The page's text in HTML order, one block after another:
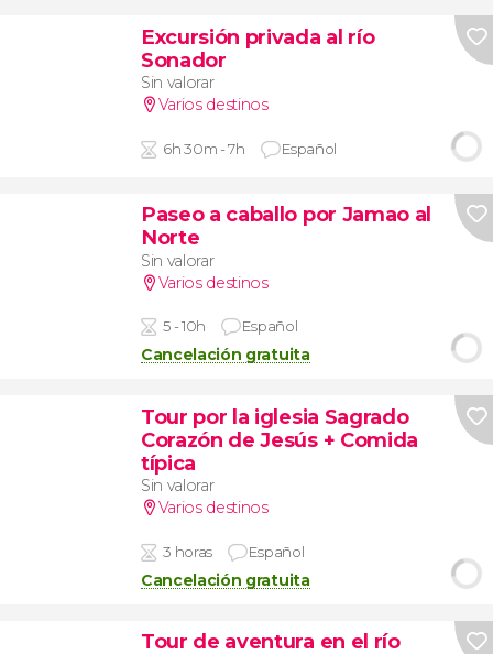
Excursión privada al río
Sonador
Sin valorar
Varios destinos
6h 30m - 7h Español
Paseo a caballo por Jamao al
Norte
Sin valorar
Varios destinos
5 - 10h Español
Cancelación gratuita
Tour por la iglesia Sagrado
Corazón de Jesús + Comida
típica
Sin valorar
Varios destinos
3 horas Español
Cancelación gratuita
Tour de aventura en el río